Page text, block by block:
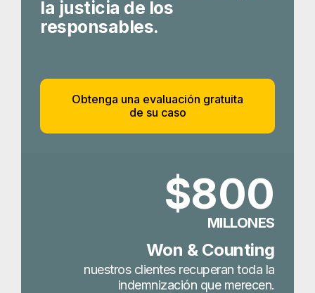
la justicia de los
responsables.
Obtenga una evaluación gratuita
de su caso
$800
MILLONES
Won & Counting
nuestros clientes recuperan toda la
indemnización que merecen.